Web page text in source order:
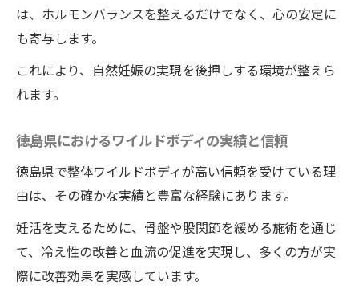
は、ホルモンバランスを整えるだけでなく、心の安定に
も寄与します。
これにより、自然妊娠の実現を後押しする環境が整えら
れます。
徳島県におけるワイルドボディの実績と信頼
徳島県で整体ワイルドボディが高い信頼を受けている理
由は、その確かな実績と豊富な経験にあります。
妊活を支えるために、骨盤や股関節を緩める施術を通じ
て、冷え性の改善と血流の促進を実現し、多くの方が実
際に改善効果を実感しています。